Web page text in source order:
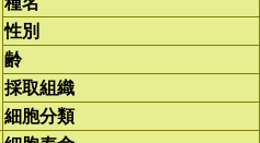
性別
齢
採取組織
細胞分類